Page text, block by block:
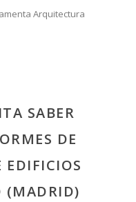
SABER
DE
EDIFICIOS
(MADRID)